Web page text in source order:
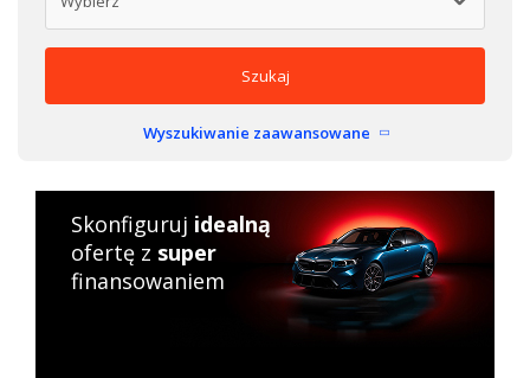
Szukaj
Wyszukiwanie zaawansowane
Skonfiguruj idealną
ofertę z super
finansowaniem